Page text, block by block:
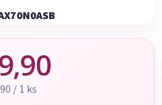
cena:
/ 1 ks